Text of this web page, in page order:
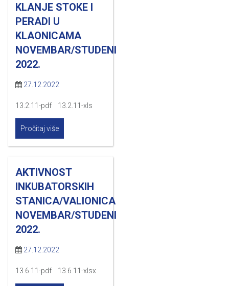
KLANJE STOKE I
PERADI U
KLAONICAMA
NOVEMBAR/STUDENI
2022.
27.12.2022
13.2.11-pdf 13.2.11-xls
Pročitaj više
AKTIVNOST
INKUBATORSKIH
STANICA/VALIONICA
NOVEMBAR/STUDENI
2022.
27.12.2022
13.6.11-pdf 13.6.11-xlsx